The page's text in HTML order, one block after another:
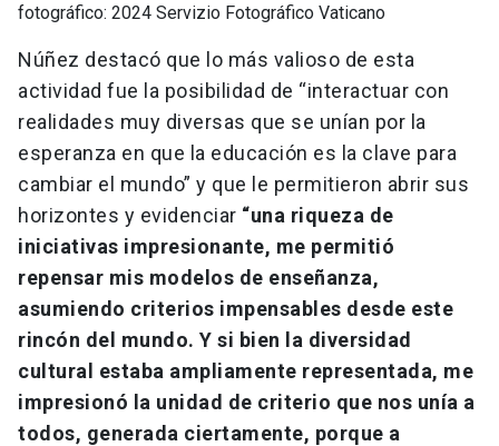
fotográfico: 2024 Servizio Fotográfico Vaticano
Núñez destacó que lo más valioso de esta
actividad fue la posibilidad de “interactuar con
realidades muy diversas que se unían por la
esperanza en que la educación es la clave para
cambiar el mundo” y que le permitieron abrir sus
horizontes y evidenciar “una riqueza de
iniciativas impresionante, me permitió
repensar mis modelos de enseñanza,
asumiendo criterios impensables desde este
rincón del mundo. Y si bien la diversidad
cultural estaba ampliamente representada, me
impresionó la unidad de criterio que nos unía a
todos, generada ciertamente, porque a